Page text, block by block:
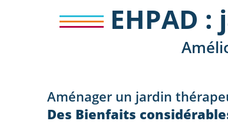
EHPAD
Aménager un jardin
Des Bienfaits